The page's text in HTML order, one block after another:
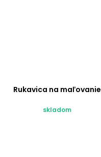
Rukavica na maľovanie
skladom